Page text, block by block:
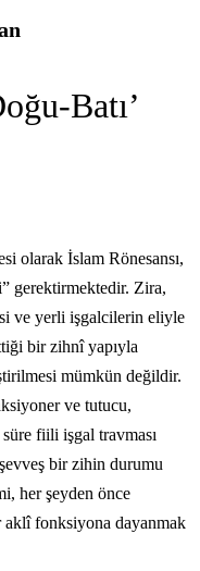
Batı’
olarak İslam Rönesansı,
gerektirmektedir. Zira,
ve yerli işgalcilerin eliyle
bir zihnî yapıyla
mümkün değildir.
ve tutucu,
fiili işgal travması
bir zihin durumu
her şeyden önce
fonksiyona dayanmak